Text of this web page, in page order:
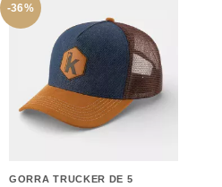
-36%
GORRA TRUCKER DE 5